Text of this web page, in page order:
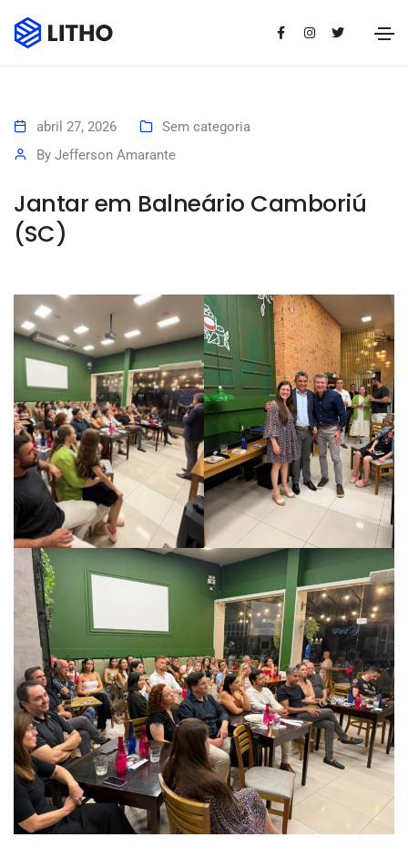
abril 27, 2026
Sem categoria
By Jefferson Amarante
Jantar em Balneário Camboriú
(SC)